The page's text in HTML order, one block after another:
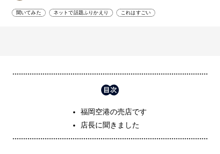
聞いてみた ネットで話題ふりかえり これはすごい
福岡空港の売店です
店長に聞きました